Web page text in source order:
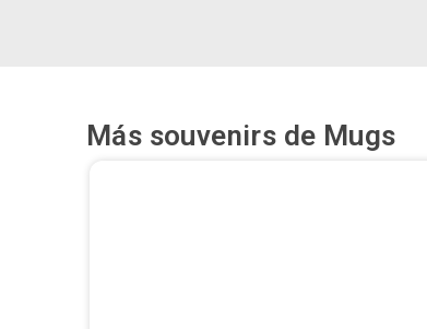
Más souvenirs de Mugs